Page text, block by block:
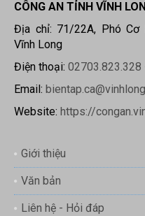
CÔNG AN TỈNH VĨNH
Địa chỉ: 71/22A, Phó Cơ
Vĩnh Long
Điện thoại: 02703.823.328
Email:
Website: https://
Giới thiệu
Văn bản
Liên hệ - Hỏi đáp